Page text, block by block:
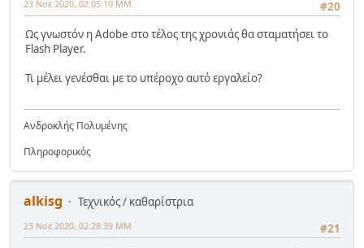
#20
23 Νοε 2020, 02:05:10 ΜΜ
Ως γνωστόν η Adobe στο τέλος της χρονιάς θα σταματήσει το
Flash Player.
Τι μέλει γενέσθαι με το υπέροχο αυτό εργαλείο?
Ανδροκλής Πολυμένης
Πληροφορικός
alkisg
Τεχνικός / καθαρίστρια
#21
23 Νοε 2020, 02:28:39 ΜΜ